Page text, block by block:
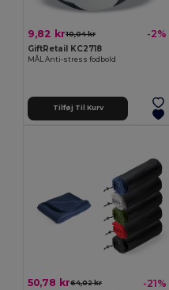
9,82 kr10,04 kr -2%
GiftRetail KC2718
MÅL Anti-stress fodbold
Tilføj Til Kurv
50,78 kr64,02 kr -21%